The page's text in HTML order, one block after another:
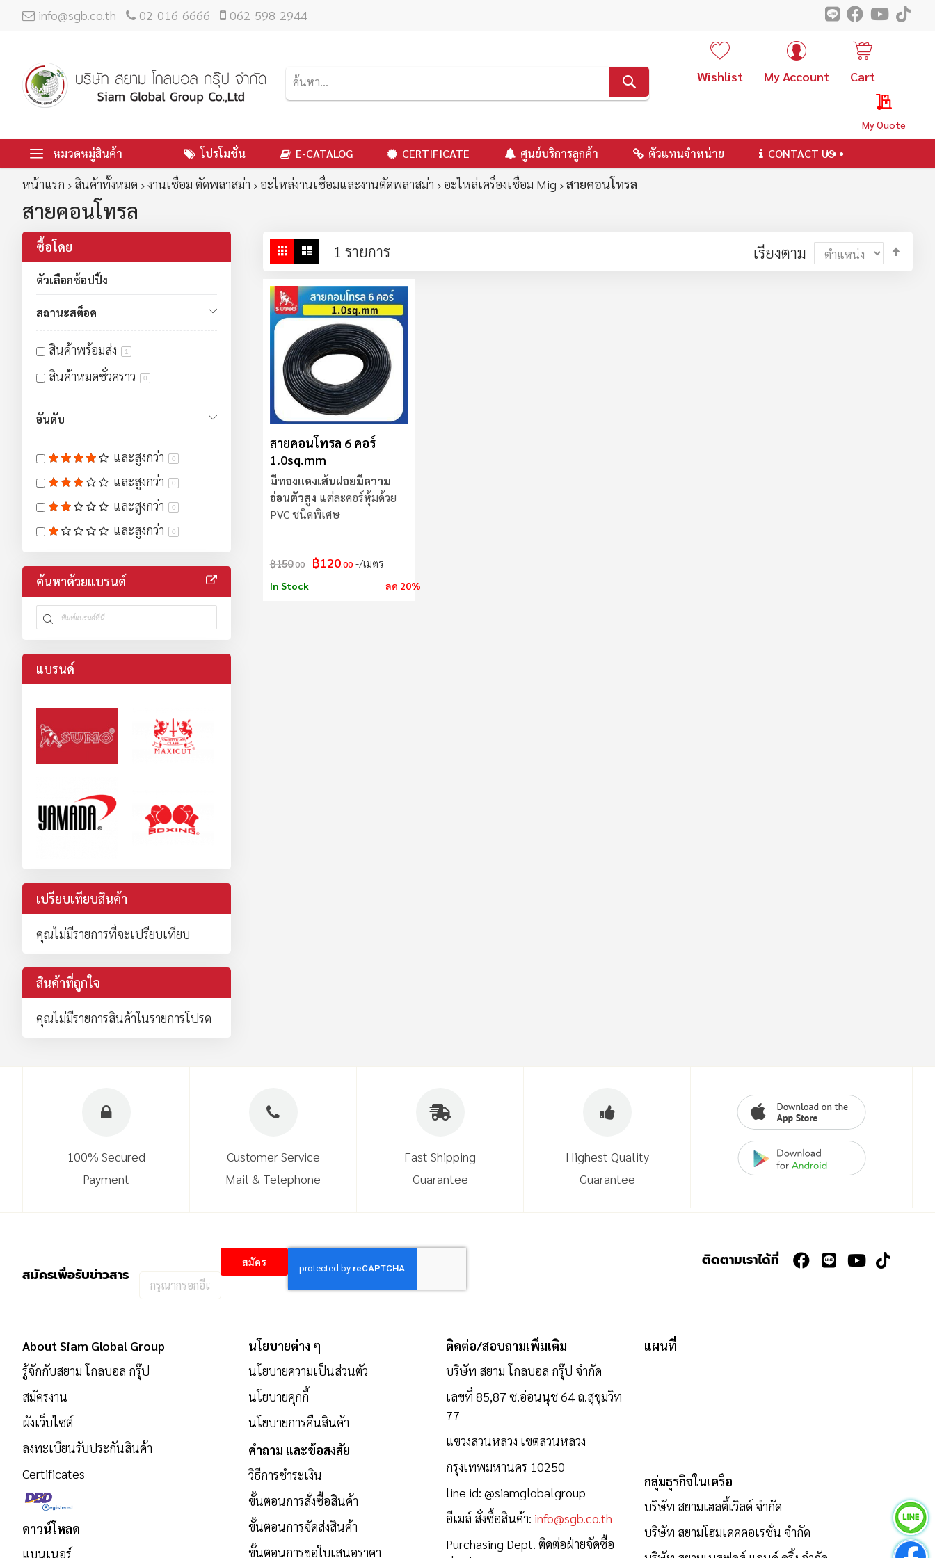
info@sgb.co.th 02-016-6666 062-598-2944
My Quote
Wishlist My Account Cart
หมวดหมู่สินค้า โปรโมชั่น E-CATALOG CERTIFICATE ศูนย์บริการลูกค้า ตัวแทนจำหน่าย CONTACT US
หน้าแรก สินค้าทั้งหมด งานเชื่อม ตัดพลาสม่า อะไหล่งานเชื่อมและงานตัดพลาสม่า อะไหล่เครื่องเชื่อม Mig สายคอนโทรล
สายคอนโทรล
ใน
มุม
มอง
ตาราง รายการ
1 รายการ เรียงตาม
สายคอนโทรล 6 คอร์
1.0sq.mm
มีทองแดงเส้นฝอยมีความ
อ่อนตัวสูง แต่ละคอร์หุ้มด้วย
PVC ชนิดพิเศษ
฿150.00 ฿120.00 /เมตร
In Stock ลด 20%
ซื้อโดย
ตัวเลือกช้อปปิ้ง
สถานะสต็อค
สินค้าพร้อมส่ง 1
สินค้าหมดชั่วคราว 0
อันดับ
และสูงกว่า 0
และสูงกว่า 0
และสูงกว่า 0
และสูงกว่า 0
ค้นหาด้วยแบรนด์
แบรนด์
เปรียบเทียบสินค้า
คุณไม่มีรายการที่จะเปรียบเทียบ
สินค้าที่ถูกใจ
คุณไม่มีรายการสินค้าในรายการโปรด
100% Secured
Payment
Customer Service
Mail & Telephone
Fast Shipping
Guarantee
Highest Quality
Guarantee
สมัครเพื่อรับข่าวสาร
กรอก
รับ
ข่าวสาร:
สมัคร ติดตามเราได้ที่
About Siam Global Group
รู้จักกับสยาม โกลบอล กรุ๊ป
สมัครงาน
ผังเว็บไซต์
ลงทะเบียนรับประกันสินค้า
Certificates
ดาวน์โหลด
แบนเนอร์
นโยบายต่าง ๆ
นโยบายความเป็นส่วนตัว
นโยบายคุกกี้
นโยบายการคืนสินค้า
คำถาม และข้อสงสัย
วิธีการชำระเงิน
ขั้นตอนการสั่งซื้อสินค้า
ขั้นตอนการจัดส่งสินค้า
ขั้นตอนการขอใบเสนอราคา
ติดต่อ/สอบถามเพิ่มเติม
บริษัท สยาม โกลบอล กรุ๊ป จำกัด
เลขที่ 85,87 ซ.อ่อนนุช 64 ถ.สุขุมวิท
77
แขวงสวนหลวง เขตสวนหลวง
กรุงเทพมหานคร 10250
line id:@siamglobalgroup
อีเมล์ สั่งซื้อสินค้า: info@sgb.co.th
Purchasing Dept. ติดต่อฝ่ายจัดซื้อ
แผนที่
กลุ่มธุรกิจในเครือ
บริษัท สยามเฮลตี้เวิลด์ จำกัด
บริษัท สยามโฮมเดคคอเรชั่น จำกัด